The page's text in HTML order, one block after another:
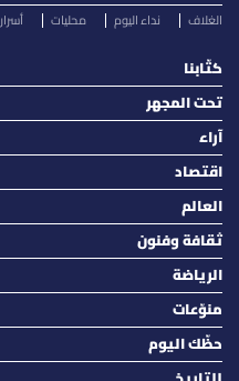
الغلاف نداء اليوم محليات أسرار
كتّابنا
تحت المجهر
آراء
اقتصاد
العالم
ثقافة وفنون
الرياضة
منوّعات
حظّك اليوم